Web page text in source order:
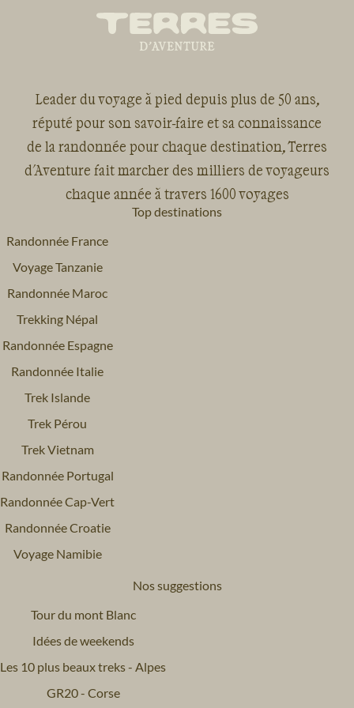
Leader du voyage à pied depuis plus de 50 ans,
réputé pour son savoir-faire et sa connaissance
de la randonnée pour chaque destination, Terres
d'Aventure fait marcher des milliers de voyageurs
chaque année à travers 1600 voyages
Top destinations
Randonnée France
Voyage Tanzanie
Randonnée Maroc
Trekking Népal
Randonnée Espagne
Randonnée Italie
Trek Islande
Trek Pérou
Trek Vietnam
Randonnée Portugal
Randonnée Cap-Vert
Randonnée Croatie
Voyage Namibie
Nos suggestions
Tour du mont Blanc
Idées de weekends
Les 10 plus beaux treks - Alpes
GR20 - Corse